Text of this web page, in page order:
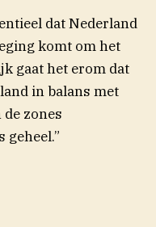
dat Nederland
komt om het
gaat het erom dat
in balans met
zones
geheel.”